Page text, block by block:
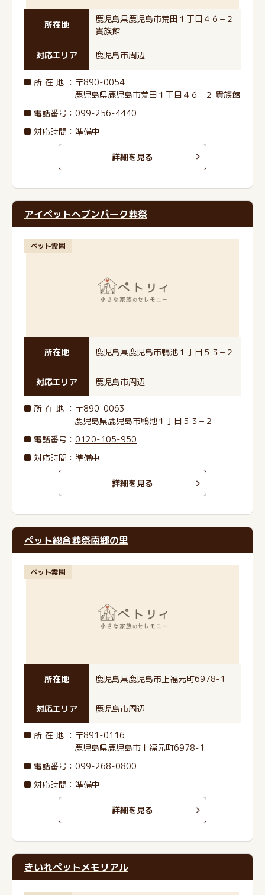
所在地
鹿児島県鹿児島市荒田１丁目４６−２
貴族館
対応エリア 鹿児島市周辺
所在地 ：〒890-0054
鹿児島県鹿児島市荒田１丁目４６−２ 貴族館
電話番号 ：099-256-4440
対応時間：準備中
詳細を見る
アイペットヘブンパーク葬祭
ペット霊園
所在地 鹿児島県鹿児島市鴨池１丁目５３−２
対応エリア 鹿児島市周辺
所在地 ：〒890-0063
鹿児島県鹿児島市鴨池１丁目５３−２
電話番号 ：0120-105-950
対応時間：準備中
詳細を見る
ペット総合葬祭南郷の里
ペット霊園
所在地 鹿児島県鹿児島市上福元町6978-1
対応エリア 鹿児島市周辺
所在地 ：〒891-0116
鹿児島県鹿児島市上福元町6978-1
電話番号 ：099-268-0800
対応時間：準備中
詳細を見る
きいれペットメモリアル